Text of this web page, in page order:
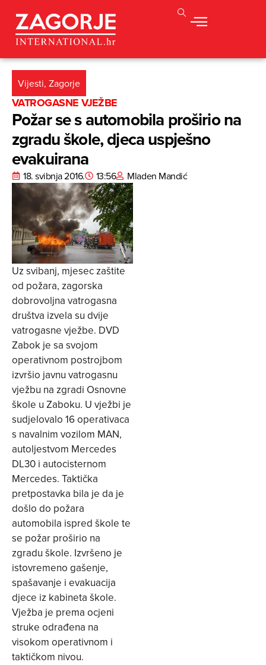
Vijesti, Zagorje
VATROGASNE VJEŽBE
Požar se s automobila proširio na
zgradu škole, djeca uspješno
evakuirana
18. svibnja 2016. 13:56 Mladen Mandić
Uz svibanj, mjesec zaštite
od požara, zagorska
dobrovoljna vatrogasna
društva izvela su dvije
vatrogasne vježbe. DVD
Zabok je sa svojom
operativnom postrojbom
izvršio javnu vatrogasnu
vježbu na zgradi Osnovne
škole u Zaboku. U vježbi je
sudjelovalo 16 operativaca
s navalnim vozilom MAN,
autoljestvom Mercedes
DL30 i autocisternom
Mercedes. Taktička
pretpostavka bila je da je
došlo do požara
automobila ispred škole te
se požar proširio na
zgradu škole. Izvršeno je
istovremeno gašenje,
spašavanje i evakuacija
djece iz kabineta škole.
Vježba je prema ocjeni
struke odrađena na
visokom operativnom i
taktičkom nivou.